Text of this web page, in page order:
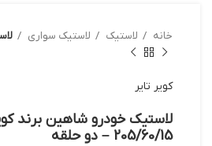
خانه لاستیک لاستیک سواری
کویر تایر
لاستیک خودرو شاهین برند
205/60/15 – دو حلقه